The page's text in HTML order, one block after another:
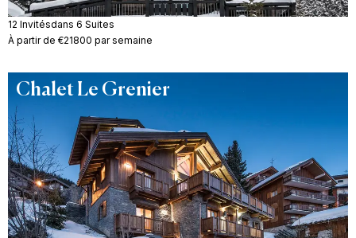
12 Invitésdans 6 Suites
À partir de €21800 par semaine
Chalet Le Grenier